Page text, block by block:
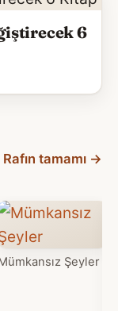
6
Rafın tamamı →
Şeyler